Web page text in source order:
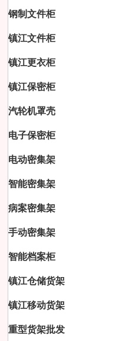
钢制文件柜
镇江文件柜
镇江更衣柜
镇江保密柜
汽轮机罩壳
电子保密柜
电动密集架
智能密集架
病案密集架
手动密集架
智能档案柜
镇江仓储货架
镇江移动货架
重型货架批发